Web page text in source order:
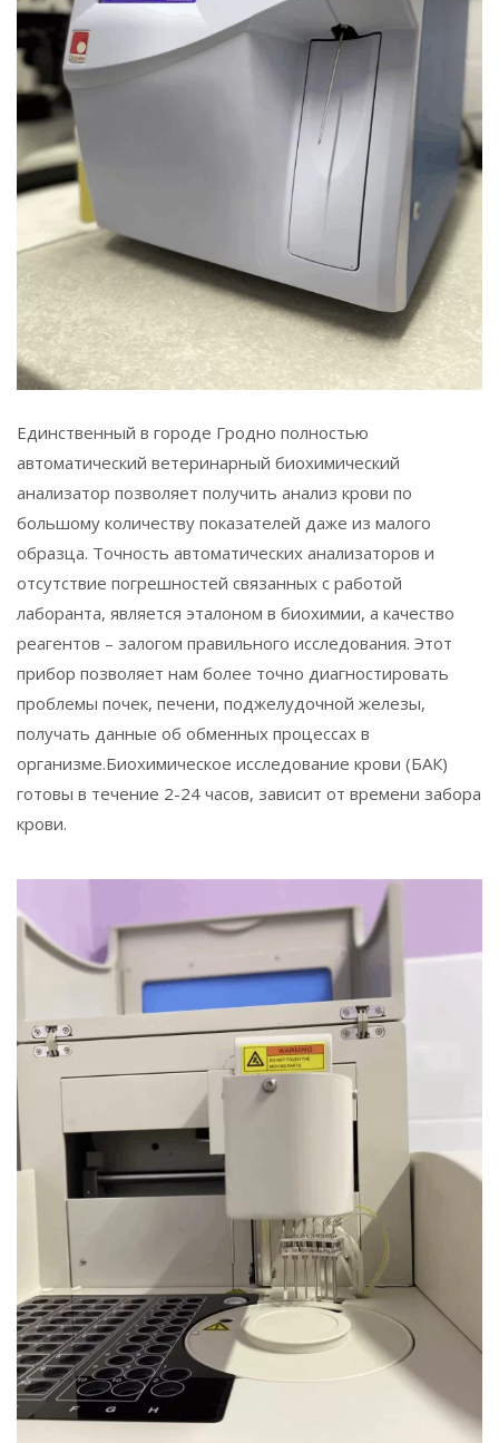
Единственный в городе Гродно полностью
автоматический ветеринарный биохимический
анализатор позволяет получить анализ крови по
большому количеству показателей даже из малого
образца. Точность автоматических анализаторов и
отсутствие погрешностей связанных с работой
лаборанта, является эталоном в биохимии, а качество
реагентов – залогом правильного исследования. Этот
прибор позволяет нам более точно диагностировать
проблемы почек, печени, поджелудочной железы,
получать данные об обменных процессах в
организме.Биохимическое исследование крови (БАК)
готовы в течение 2-24 часов, зависит от времени забора
крови.